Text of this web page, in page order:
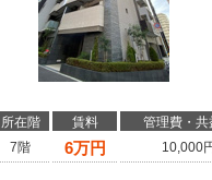
所在階 賃料 管理費・共
7階
6万円 10,000